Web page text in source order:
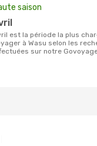
saison
à Wasu selon les
sur notre